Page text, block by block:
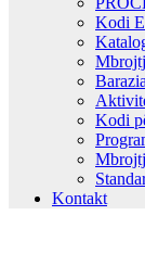
Kodi
Kodi
Kontakt